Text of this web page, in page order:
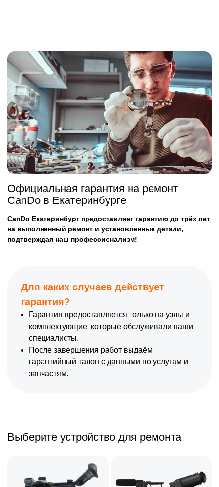
Официальная гарантия на ремонт
CanDo в Екатеринбурге
CanDo Екатеринбург предоставляет гарантию до трёх лет
на выполненный ремонт и установленные детали,
подтверждая наш профессионализм!
Для каких случаев действует
гарантия?
Гарантия предоставляется только на узлы и
комплектующие, которые обслуживали наши
специалисты.
После завершения работ выдаём
гарантийный талон с данными по услугам и
запчастям.
Выберите устройство для ремонта